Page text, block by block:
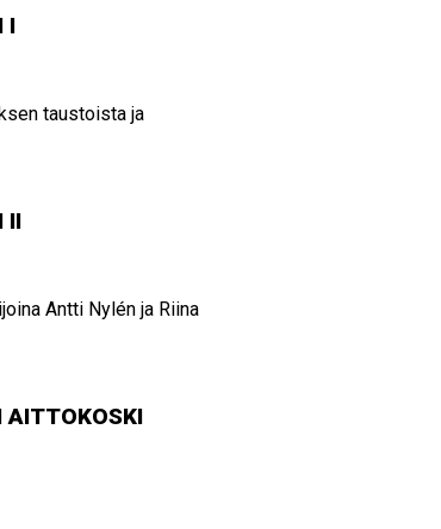
I
taustoista ja
II
Antti Nylén ja Riina
AIT­TO­KOS­KI